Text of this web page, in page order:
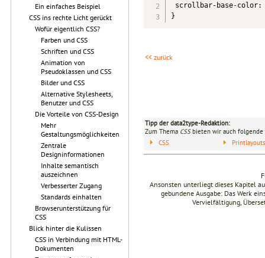
Ein einfaches Beispiel
CSS ins rechte Licht gerückt
Wofür eigentlich CSS?
Farben und CSS
Schriften und CSS
Animation von
Pseudoklassen und CSS
Bilder und CSS
Alternative Stylesheets,
Benutzer und CSS
Die Vorteile von CSS-Design
Mehr
Gestaltungsmöglichkeiten
Zentrale
Designinformationen
Inhalte semantisch
auszeichnen
Verbesserter Zugang
Standards einhalten
Browserunterstützung für
CSS
Blick hinter die Kulissen
CSS in Verbindung mit HTML-
Dokumenten
scrollbar-base-color:
}
<< zurück
Tipp der data2type-Redaktion:
Zum Thema CSSbieten wir auch folgende
CSS
Ansonsten unterliegt dieses Kapitel
gebundene Ausgabe: Das Werk
Vervielfältigung,